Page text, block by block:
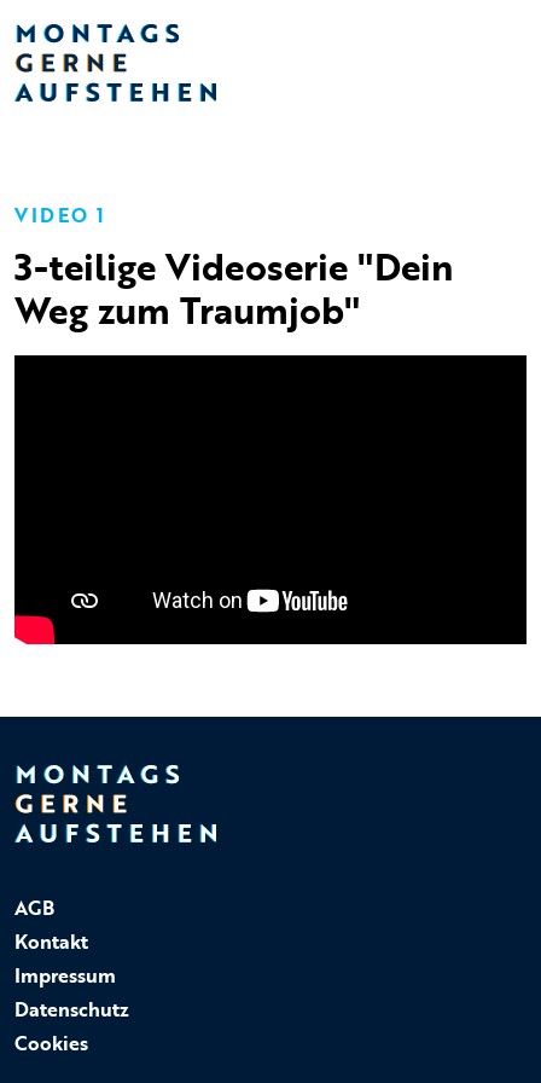
VIDEO 1
3-teilige Videoserie "Dein
Weg zum Traumjob"
AGB
Kontakt
Impressum
Datenschutz
Cookies